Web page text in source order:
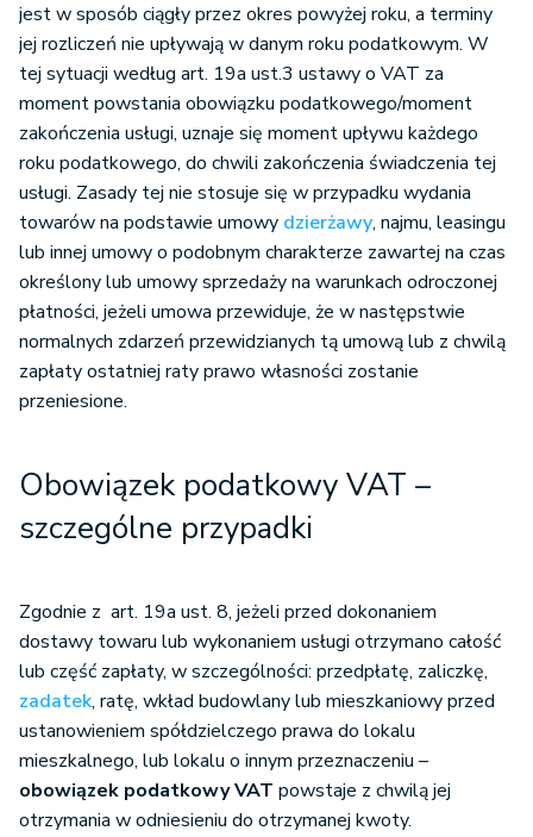
jest w sposób ciągły przez okres powyżej roku, a terminy
jej rozliczeń nie upływają w danym roku podatkowym. W
tej sytuacji według art. 19a ust.3 ustawy o VAT za
moment powstania obowiązku podatkowego/moment
zakończenia usługi, uznaje się moment upływu każdego
roku podatkowego, do chwili zakończenia świadczenia tej
usługi. Zasady tej nie stosuje się w przypadku wydania
towarów na podstawie umowy dzierżawy, najmu, leasingu
lub innej umowy o podobnym charakterze zawartej na czas
określony lub umowy sprzedaży na warunkach odroczonej
płatności, jeżeli umowa przewiduje, że w następstwie
normalnych zdarzeń przewidzianych tą umową lub z chwilą
zapłaty ostatniej raty prawo własności zostanie
przeniesione.
Obowiązek podatkowy VAT –
szczególne przypadki
Zgodnie z art. 19a ust. 8, jeżeli przed dokonaniem
dostawy towaru lub wykonaniem usługi otrzymano całość
lub część zapłaty, w szczególności: przedpłatę, zaliczkę,
zadatek, ratę, wkład budowlany lub mieszkaniowy przed
ustanowieniem spółdzielczego prawa do lokalu
mieszkalnego, lub lokalu o innym przeznaczeniu –
obowiązek podatkowy VAT powstaje z chwilą jej
otrzymania w odniesieniu do otrzymanej kwoty.